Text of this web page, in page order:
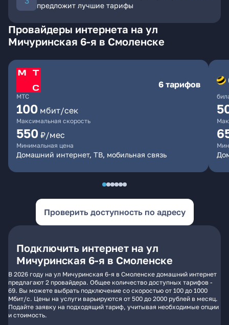
предложит лучшие тарифы
Провайдеры интернета на ул
Мичуринская 6-я в Смоленске
МТС
6 тарифов
100 мбит/сек
Максимальная скорость
550 ₽/мес
Минимальная цена
Домашний интернет, ТВ, мобильная связь
Проверить доступность по адресу
Подключить интернет на ул
Мичуринская 6-я в Смоленске
В 2026 году на ул Мичуринская 6-я в Смоленске домашний интернет
предлагают 2 провайдера. Общее количество доступных тарифов -
69. Вы можете выбрать подключение со скоростью от 100 до 1000
Мбит/с. Цены на услуги варьируются от 500 до 2000 рублей в месяц.
Подайте заявку на подходящий тариф, учитывая необходимые опции
и стоимость.